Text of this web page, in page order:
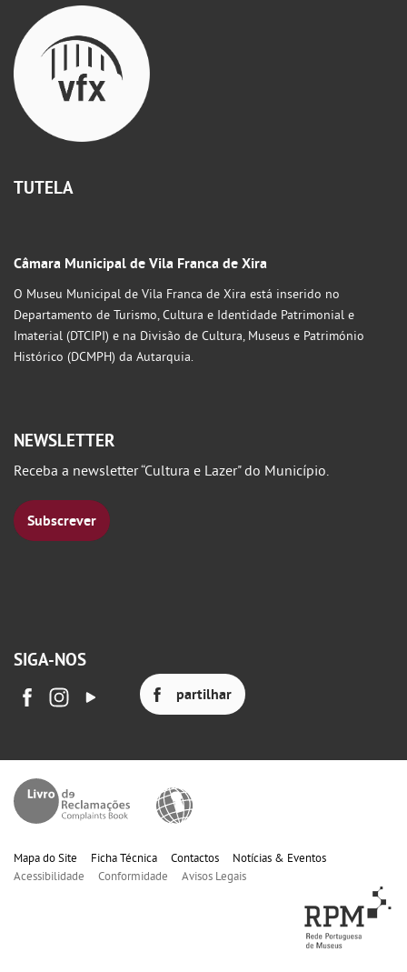
TUTELA
Câmara Municipal de Vila Franca de Xira
O Museu Municipal de Vila Franca de Xira está inserido no
Departamento de Turismo, Cultura e Identidade Patrimonial e
Imaterial (DTCIPI) e na Divisão de Cultura, Museus e Património
Histórico (DCMPH) da Autarquia.
NEWSLETTER
Receba a newsletter “Cultura e Lazer" do Município.
Subscrever
SIGA-NOS
partilhar
Mapa do Site Ficha Técnica Contactos
Notícias & Eventos
Acessibilidade
Conformidade Avisos Legais